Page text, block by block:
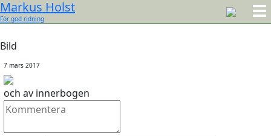
Markus Holst
För god ridning
Bild
7 mars 2017
och av innerbogen